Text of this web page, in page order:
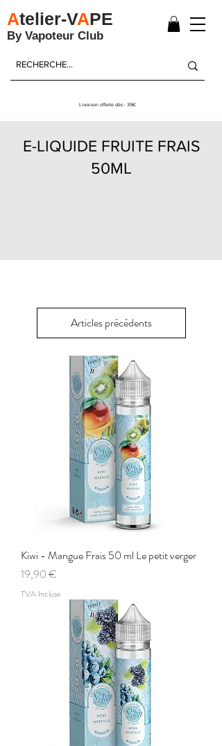
Livraison offerte dès : 39€
Atelier-VAPE
By Vapoteur Club
E-LIQUIDE FRUITE FRAIS
50ML
Articles précédents
Kiwi - Mangue Frais 50 ml Le petit verger
Prix
19,90 €
TVA Incluse